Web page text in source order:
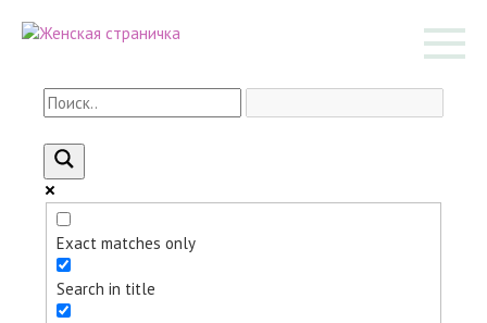
Exact matches only
Search in title